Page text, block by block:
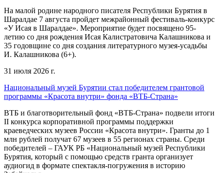
На малой родине народного писателя Республики Бурятия в
Шаралдае 7 августа пройдет межрайонный фестиваль-конкурс
«У Исая в Шаралдае». Мероприятие будет посвящено 95-
летию со дня рождения Исая Калистратовича Калашникова и
35 годовщине со дня создания литературного музея-усадьбы
И. Калашникова (6+).
31 июля 2026 г.
Национальный музей Бурятии стал победителем грантовой
программы «Красота внутри» фонда «ВТБ-Страна»
ВТБ и благотворительный фонд «ВТБ-Страна» подвели итоги
II конкурса корпоративной программы поддержки
краеведческих музеев России «Красота внутри». Гранты до 1
млн рублей получат 67 музеев в 55 регионах страны. Среди
победителей – ГАУК РБ «Национальный музей Республики
Бурятия, который с помощью средств гранта организует
аудиогид в формате спектакля-погружения в историю